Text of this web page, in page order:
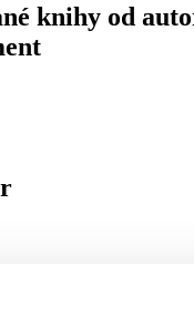
knihy od
titulov)